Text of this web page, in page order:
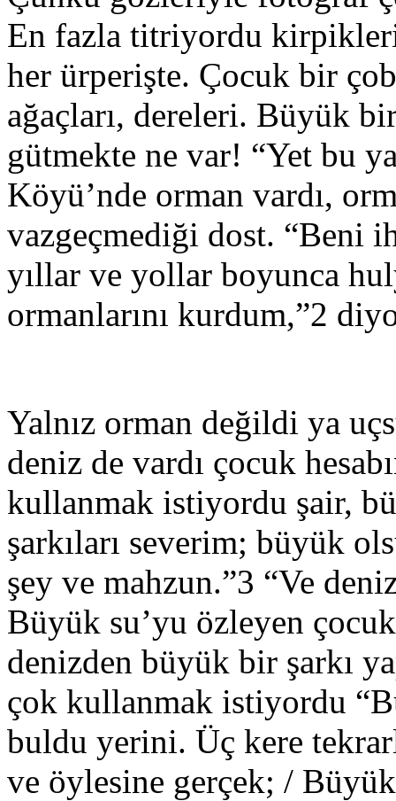
En fazla titriyordu
her ürperişte. Çocuk bir
ağaçları, dereleri. Büyük
gütmekte ne var! “Yet bu
Köyü’nde orman vardı,
vazgeçmediği dost. “Beni
yıllar ve yollar boyunca
ormanlarını kurdum,”2
Yalnız orman değildi ya
deniz de vardı çocuk
kullanmak istiyordu şair,
şarkıları severim; büyük
şey ve mahzun.”3 “Ve
Büyük su’yu özleyen
denizden büyük bir şarkı
çok kullanmak istiyordu
buldu yerini. Üç kere
ve öylesine gerçek; /